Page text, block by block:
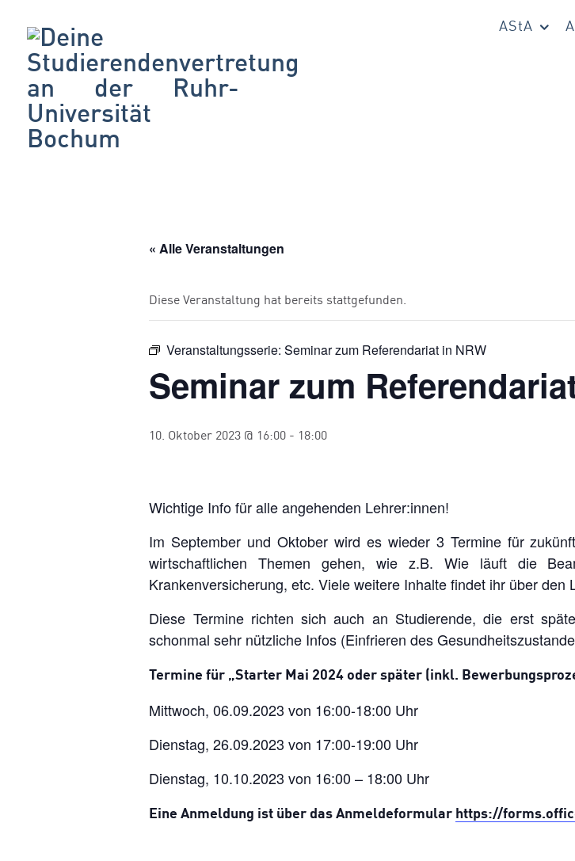
AStA
« Alle Veranstaltungen
Diese Veranstaltung hat bereits stattgefunden.
Veranstaltungsserie:Seminar zum Referendariat in NRW
Seminar zum
10. Oktober 2023 @ 16:00 - 18:00
Wichtige Info für alle angehenden Lehrer:innen!
Im September und Oktober wird es wieder 3 Termine für
wirtschaftlichen Themen gehen, wie z.B. Wie läuft die
Krankenversicherung, etc. Viele weitere Inhalte findet ihr über den
Diese Termine richten sich auch an Studierende, die erst
schonmal sehr nützliche Infos (Einfrieren des
Termine für „Starter Mai 2024 oder später (inkl.
Mittwoch, 06.09.2023 von 16:00-18:00 Uhr
Dienstag, 26.09.2023 von 17:00-19:00 Uhr
Dienstag, 10.10.2023 von 16:00 – 18:00 Uhr
Eine Anmeldung ist über das Anmeldeformular https://